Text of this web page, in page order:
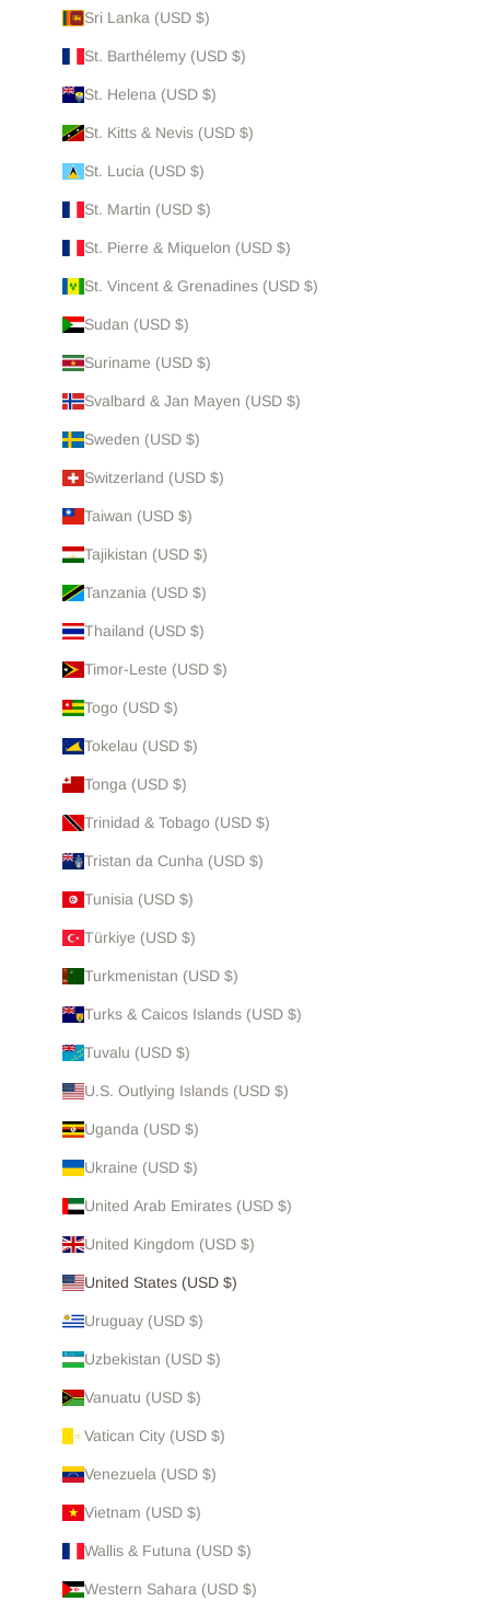
Sri Lanka (USD $)
St. Barthélemy (USD $)
St. Helena (USD $)
St. Kitts & Nevis (USD $)
St. Lucia (USD $)
St. Martin (USD $)
St. Pierre & Miquelon (USD $)
St. Vincent & Grenadines (USD $)
Sudan (USD $)
Suriname (USD $)
Svalbard & Jan Mayen (USD $)
Sweden (USD $)
Switzerland (USD $)
Taiwan (USD $)
Tajikistan (USD $)
Tanzania (USD $)
Thailand (USD $)
Timor-Leste (USD $)
Togo (USD $)
Tokelau (USD $)
Tonga (USD $)
Trinidad & Tobago (USD $)
Tristan da Cunha (USD $)
Tunisia (USD $)
Türkiye (USD $)
Turkmenistan (USD $)
Turks & Caicos Islands (USD $)
Tuvalu (USD $)
U.S. Outlying Islands (USD $)
Uganda (USD $)
Ukraine (USD $)
United Arab Emirates (USD $)
United Kingdom (USD $)
United States (USD $)
Uruguay (USD $)
Uzbekistan (USD $)
Vanuatu (USD $)
Vatican City (USD $)
Venezuela (USD $)
Vietnam (USD $)
Wallis & Futuna (USD $)
Western Sahara (USD $)